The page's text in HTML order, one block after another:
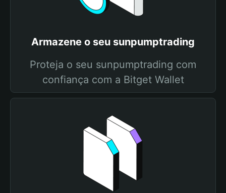
Armazene o seu sunpumptrading
Proteja o seu sunpumptrading com
confiança com a Bitget Wallet